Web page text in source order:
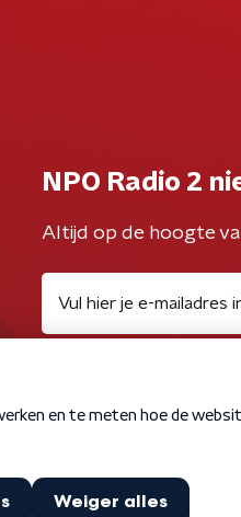
NPO Radio 2
Altijd op de hoogte